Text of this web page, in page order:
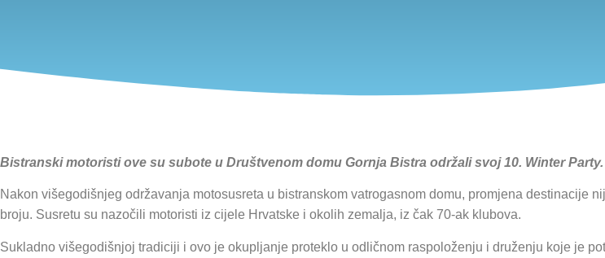
Bistranski motoristi ove su subote u Društvenom domu Gornja Bistra održali svoj 10. Winter Party.
Nakon višegodišnjeg održavanja motosusreta u bistranskom vatrogasnom domu, promjena
broju. Susretu su nazočili motoristi iz cijele Hrvatske i okolih zemalja, iz čak 70-ak klubova.
Sukladno višegodišnjoj tradiciji i ovo je okupljanje proteklo u odličnom raspoloženju i druženju koje je